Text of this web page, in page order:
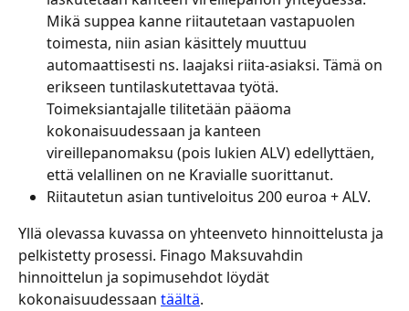
Mikä suppea kanne riitautetaan vastapuolen
toimesta, niin asian käsittely muuttuu
automaattisesti ns. laajaksi riita-asiaksi. Tämä on
erikseen tuntilaskutettavaa työtä.
Toimeksiantajalle tilitetään pääoma
kokonaisuudessaan ja kanteen
vireillepanomaksu (pois lukien ALV) edellyttäen,
että velallinen on ne Kravialle suorittanut.
Riitautetun asian tuntiveloitus 200 euroa + ALV.
Yllä olevassa kuvassa on yhteenveto hinnoittelusta ja
pelkistetty prosessi. Finago Maksuvahdin
hinnoittelun ja sopimusehdot löydät
kokonaisuudessaan täältä.